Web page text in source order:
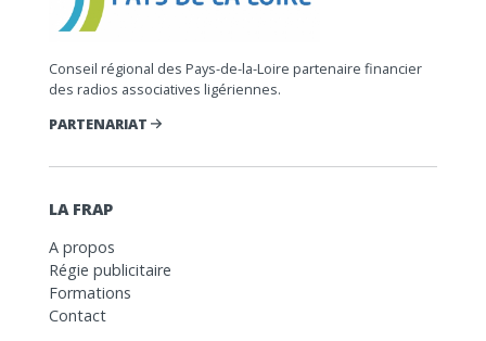
Conseil régional des Pays-de-la-Loire partenaire financier
des radios associatives ligériennes.
PARTENARIAT
LA FRAP
A propos
Régie publicitaire
Formations
Contact